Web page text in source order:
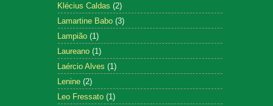
Klécius Caldas (2)
Lamartine Babo (3)
Lampião (1)
Laureano (1)
Laércio Alves (1)
Lenine (2)
Leo Fressato (1)